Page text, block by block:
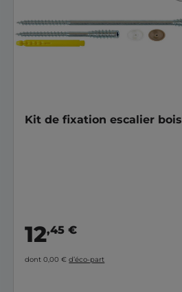
Kit de fixation escalier bois
12,45 €
dont 0,00 €d’éco-part